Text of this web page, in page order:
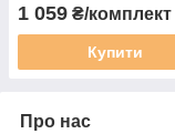
1 059 ₴/комплект
Купити
Про нас